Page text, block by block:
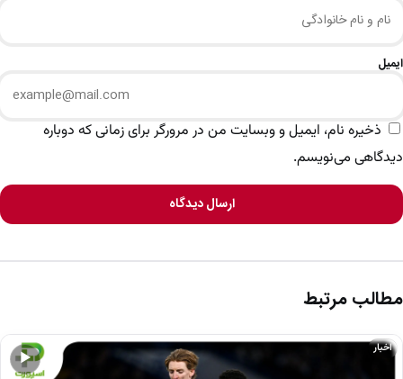
ایمیل
ذخیره نام، ایمیل و وبسایت من در مرورگر برای زمانی که دوباره
دیدگاهی می‌نویسم.
ارسال دیدگاه
مطالب مرتبط
▶
اخبار